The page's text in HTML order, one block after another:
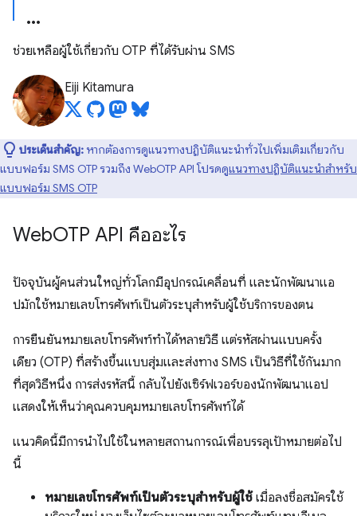
ช่วยเหลือผู้ใช้เกี่ยวกับ OTP ที่ได้รับผ่าน SMS
Eiji Kitamura
ประเด็นสำคัญ: หากต้องการดูแนวทางปฏิบัติแนะนำทั่วไปเพิ่มเติมเกี่ยวกับ
แบบฟอร์ม SMS OTP รวมถึง WebOTP API โปรดดูแนวทางปฏิบัติแนะนำสำหรับ
แบบฟอร์ม SMS OTP
WebOTP API คืออะไร
ปัจจุบันผู้คนส่วนใหญ่ทั่วโลกมีอุปกรณ์เคลื่อนที่ และนักพัฒนาแอ
ปมักใช้หมายเลขโทรศัพท์เป็นตัวระบุสำหรับผู้ใช้บริการของตน
การยืนยันหมายเลขโทรศัพท์ทำได้หลายวิธี แต่รหัสผ่านแบบครั้ง
เดียว (OTP) ที่สร้างขึ้นแบบสุ่มและส่งทาง SMS เป็นวิธีที่ใช้กันมาก
ที่สุดวิธีหนึ่ง การส่งรหัสนี้ กลับไปยังเซิร์ฟเวอร์ของนักพัฒนาแอป
แสดงให้เห็นว่าคุณควบคุมหมายเลขโทรศัพท์ได้
แนวคิดนี้มีการนำไปใช้ในหลายสถานการณ์เพื่อบรรลุเป้าหมายต่อไป
นี้
หมายเลขโทรศัพท์เป็นตัวระบุสำหรับผู้ใช้ เมื่อลงชื่อสมัครใช้